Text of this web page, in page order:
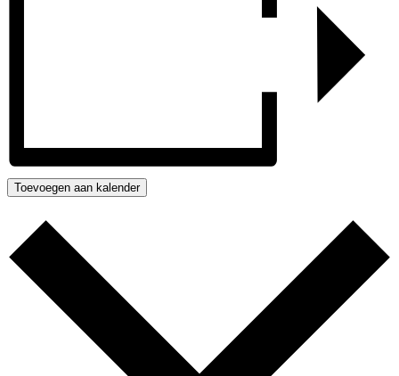
Toevoegen aan kalender